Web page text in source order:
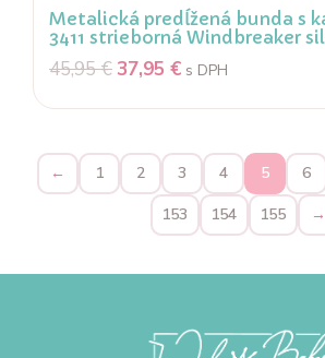
Metalická predĺžená bunda s
3411 strieborná Windbreaker
45,95€ 37,95 € s DPH
← 1 2 3 4 5 6
153
154 155 →